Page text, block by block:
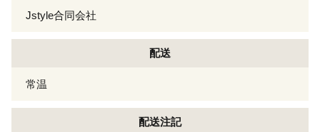
Jstyle合同会社
配送
常温
配送注記